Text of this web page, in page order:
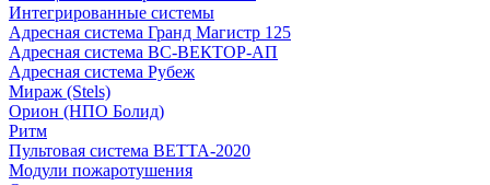
Интегрированные системы
Адресная система Гранд Магистр 125
Адресная система ВС-ВЕКТОР-АП
Адресная система Рубеж
Мираж (Stels)
Орион (НПО Болид)
Ритм
Пультовая система ВЕТТА-2020
Модули пожаротушения